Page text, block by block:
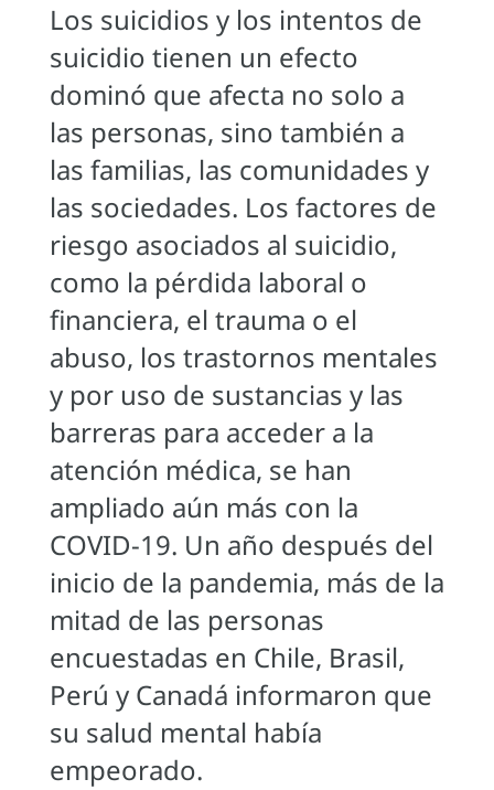
Los suicidios y los intentos de
suicidio tienen un efecto
dominó que afecta no solo a
las personas, sino también a
las familias, las comunidades y
las sociedades. Los factores de
riesgo asociados al suicidio,
como la pérdida laboral o
financiera, el trauma o el
abuso, los trastornos mentales
y por uso de sustancias y las
barreras para acceder a la
atención médica, se han
ampliado aún más con la
COVID-19. Un año después del
inicio de la pandemia, más de la
mitad de las personas
encuestadas en Chile, Brasil,
Perú y Canadá informaron que
su salud mental había
empeorado.